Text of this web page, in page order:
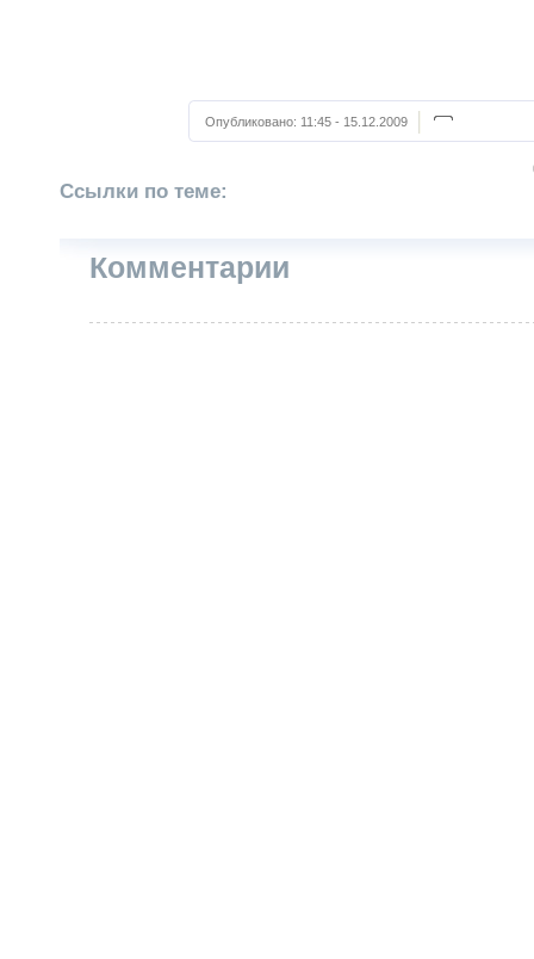
Опубликовано: 11:45 - 15.12.2009
Ссылки по теме:
Комментарии